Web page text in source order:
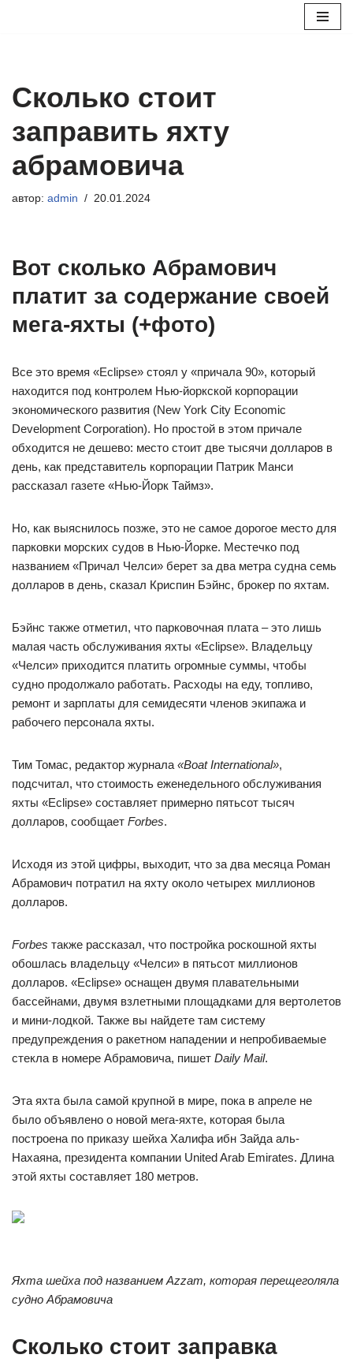
Сколько стоит
заправить яхту
абрамовича
автор: admin 20.01.2024
Вот сколько Абрамович
платит за содержание своей
мега-яхты (+фото)
Все это время «Eclipse» стоял у «причала 90», который
находится под контролем Нью-йоркской корпорации
экономического развития (New York City Economic
Development Corporation). Но простой в этом причале
обходится не дешево: место стоит две тысячи долларов в
день, как представитель корпорации Патрик Манси
рассказал газете «Нью-Йорк Таймз».
Но, как выяснилось позже, это не самое дорогое место для
парковки морских судов в Нью-Йорке. Местечко под
названием «Причал Челси» берет за два метра судна семь
долларов в день, сказал Криспин Бэйнс, брокер по яхтам.
Бэйнс также отметил, что парковочная плата – это лишь
малая часть обслуживания яхты «Eclipse». Владельцу
«Челси» приходится платить огромные суммы, чтобы
судно продолжало работать. Расходы на еду, топливо,
ремонт и зарплаты для семидесяти членов экипажа и
рабочего персонала яхты.
Тим Томас, редактор журнала «Boat International»,
подсчитал, что стоимость еженедельного обслуживания
яхты «Eclipse» составляет примерно пятьсот тысяч
долларов, сообщает Forbes.
Исходя из этой цифры, выходит, что за два месяца Роман
Абрамович потратил на яхту около четырех миллионов
долларов.
Forbes также рассказал, что постройка роскошной яхты
обошлась владельцу «Челси» в пятьсот миллионов
долларов. «Eclipse» оснащен двумя плавательными
бассейнами, двумя взлетными площадками для вертолетов
и мини-лодкой. Также вы найдете там систему
предупреждения о ракетном нападении и непробиваемые
стекла в номере Абрамовича, пишет Daily Mail.
Эта яхта была самой крупной в мире, пока в апреле не
было объявлено о новой мега-яхте, которая была
построена по приказу шейха Халифа ибн Зайда аль-
Нахаяна, президента компании United Arab Emirates. Длина
этой яхты составляет 180 метров.
Яхта шейха под названием Azzam, которая перещеголяла
судно Абрамовича
Сколько стоит заправка